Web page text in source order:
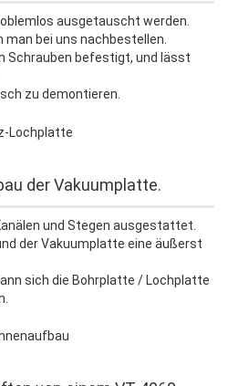
ausgetauscht werden.
man bei uns nachbestellen.
Schrauben befestigt, und lässt
zu demontieren.
der Vakuumplatte.
und Stegen ausgestattet.
der Vakuumplatte eine äußerst
sich die Bohrplatte / Lochplatte